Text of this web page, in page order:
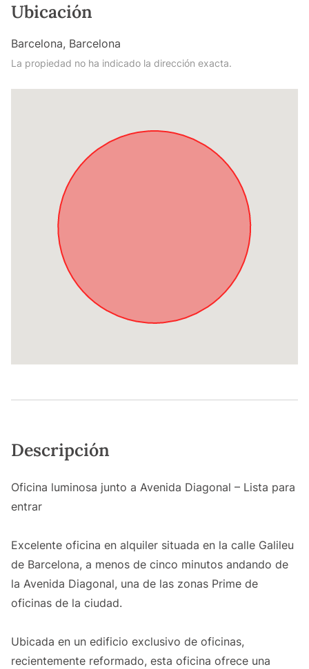
Ubicación
Barcelona, Barcelona
La propiedad no ha indicado la dirección exacta.
Descripción
Oficina luminosa junto a Avenida Diagonal – Lista para
entrar
Excelente oficina en alquiler situada en la calle Galileu
de Barcelona, a menos de cinco minutos andando de
la Avenida Diagonal, una de las zonas Prime de
oficinas de la ciudad.
Ubicada en un edificio exclusivo de oficinas,
recientemente reformado, esta oficina ofrece una